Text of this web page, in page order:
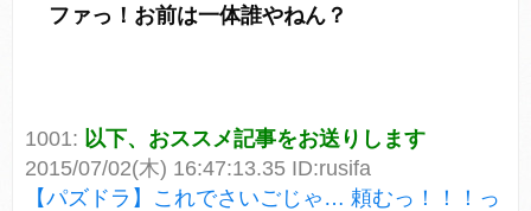
ファっ！お前は一体誰やねん？
1001: 以下、おススメ記事をお送りします
2015/07/02(木) 16:47:13.35 ID:rusifa
【パズドラ】これでさいごじゃ… 頼むっ！！！っ